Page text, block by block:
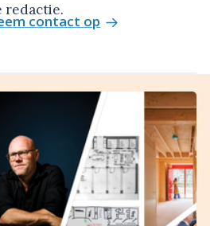
redactie.
contact op